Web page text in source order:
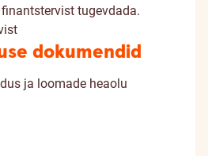
tugevdada.
dokumendid
ja loomade heaolu